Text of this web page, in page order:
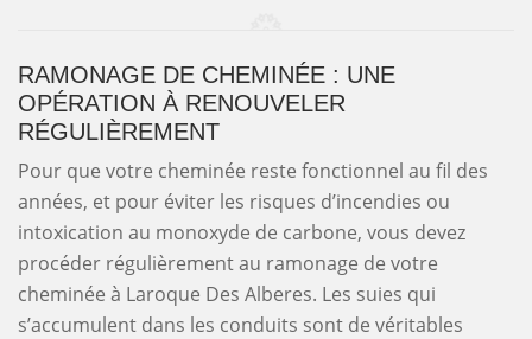
RAMONAGE DE CHEMINÉE : UNE
OPÉRATION À RENOUVELER
RÉGULIÈREMENT
Pour que votre cheminée reste fonctionnel au fil des
années, et pour éviter les risques d’incendies ou
intoxication au monoxyde de carbone, vous devez
procéder régulièrement au ramonage de votre
cheminée à Laroque Des Alberes. Les suies qui
s’accumulent dans les conduits sont de véritables